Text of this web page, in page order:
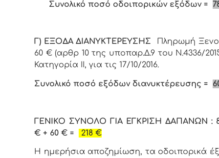
Συνολικό ποσό οδοιπορικών εξόδων =
Γ) ΕΞΟΔΑ ΔΙΑΝΥΚΤΕΡΕΥΣΗΣ Πληρωμή
60 € (αρθρ 10 της υποπαρ.Δ.9 του Ν.4336/
Κατηγορία ΙΙ, για τις 17/10/2016.
Συνολικό ποσό εξόδων διανυκτέρευσης =
ΓΕΝΙΚΟ ΣΥΝΟΛΟ ΓΙΑ ΕΓΚΡΙΣΗ ΔΑΠΑΝΩΝ :
€ + 60 € =
218 €
Η ημερήσια αποζημίωση, τα οδοιπορικά